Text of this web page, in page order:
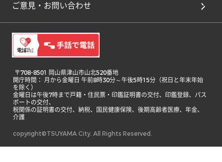
ご意見・お問い合わせ
開庁時間： 月から金曜日 午前8時30分～午後5時15分（祝日と年末年始
を除く）
金曜日は午後7時まで戸籍・住民票・印鑑証明書の交付、印鑑登録、パス
ポートの交付、
税関係の証明書の交付、納税、国民健康保険、後期高齢者医療、年金、
介護
copyright©TSUYAMA City. All Rights Reserved.